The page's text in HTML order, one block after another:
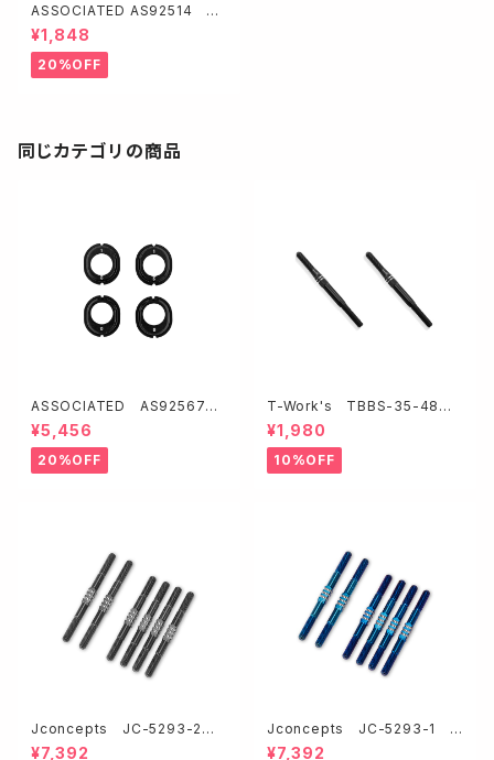
ASSOCIATED AS92514 フ
ロントサスペンションアーム【RC
10B84】
¥1,848
20%OFF
同じカテゴリの商品
ASSOCIATED AS92567
FT アルミ製デフハイトインサー
ト・ノッチ付き【RC10B7.1】
¥5,456
20%OFF
T-Work's TBBS-35-48
64チタン製ブラックコーティン
グターンバックル【3.5mmx48
mm/2本入】
¥1,980
10%OFF
Jconcepts JC-5293-2 R
C10B84チタン製3.5mmフィン
¥7,392
Jconcepts JC-5293-1 R
C10B84チタン製3.5mmフィン
¥7,392